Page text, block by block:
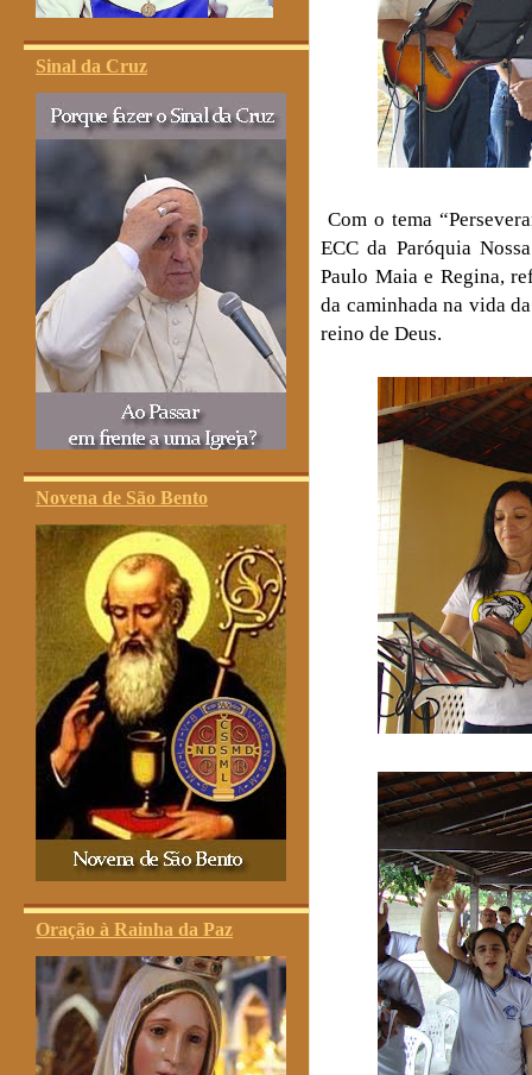
Sinal da Cruz
Novena de São Bento
Oração à Rainha da Paz
Com o tema
ECC da Paróquia
Paulo Maia e Regina,
da caminhada na vida
reino de Deus.